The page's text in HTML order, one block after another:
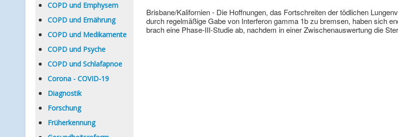
COPD und Emphysem
COPD und Ernährung
COPD und Medikamente
COPD und Psyche
COPD und Schlafapnoe
Corona - COVID-19
Diagnostik
Forschung
Früherkennung
Brisbane/Kalifornien - Die Hoffnungen, das Fortschreiten der tödlichen
durch regelmäßige Gabe von Interferon gamma 1b zu bremsen, haben sich
brach eine Phase-III-Studie ab, nachdem in einer Zwischenauswertung die